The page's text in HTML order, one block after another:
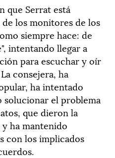
que Serrat está
los monitores de los
siempre hace: de
intentando llegar a
para escuchar y oír
consejera, ha
ha intentado
el problema
que dieron la
y ha mantenido
con los implicados